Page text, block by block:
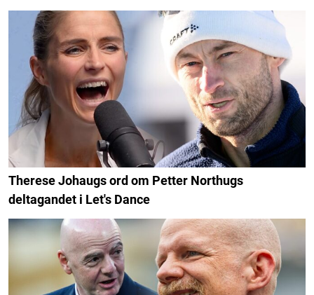
Therese Johaugs ord om Petter Northugs
deltagandet i Let's Dance